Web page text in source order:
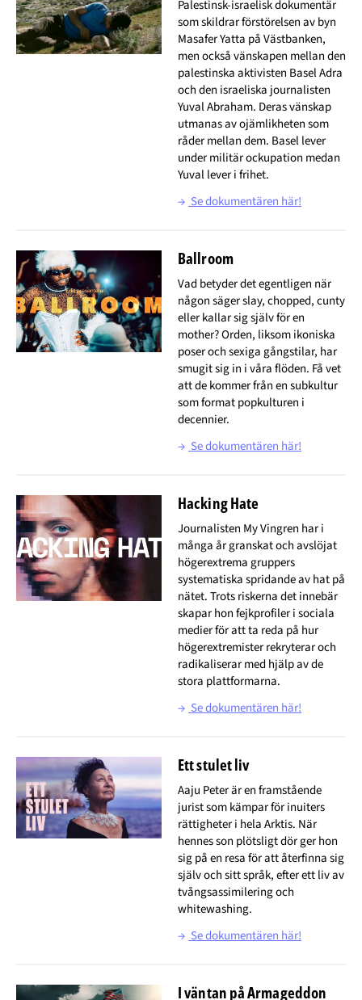
Palestinsk-israelisk dokumentär
som skildrar förstörelsen av byn
Masafer Yatta på Västbanken,
men också vänskapen mellan den
palestinska aktivisten Basel Adra
och den israeliska journalisten
Yuval Abraham. Deras vänskap
utmanas av ojämlikheten som
råder mellan dem. Basel lever
under militär ockupation medan
Yuval lever i frihet.
→Se dokumentären här!
Ballroom
Vad betyder det egentligen när
någon säger slay, chopped, cunty
eller kallar sig själv för en
mother? Orden, liksom ikoniska
poser och sexiga gångstilar, har
smugit sig in i våra flöden. Få vet
att de kommer från en subkultur
som format popkulturen i
decennier.
→Se dokumentären här!
Hacking Hate
Journalisten My Vingren har i
många år granskat och avslöjat
högerextrema gruppers
systematiska spridande av hat på
nätet. Trots riskerna det innebär
skapar hon fejkprofiler i sociala
medier för att ta reda på hur
högerextremister rekryterar och
radikaliserar med hjälp av de
stora plattformarna.
→Se dokumentären här!
Ett stulet liv
Aaju Peter är en framstående
jurist som kämpar för inuiters
rättigheter i hela Arktis. När
hennes son plötsligt dör ger hon
sig på en resa för att återfinna sig
själv och sitt språk, efter ett liv av
tvångsassimilering och
whitewashing.
→Se dokumentären här!
I väntan på Armageddon